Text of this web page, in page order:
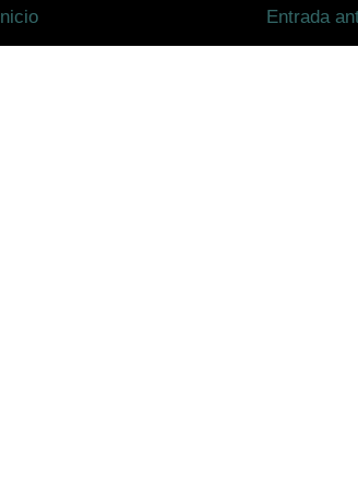
Entrada
Inicio